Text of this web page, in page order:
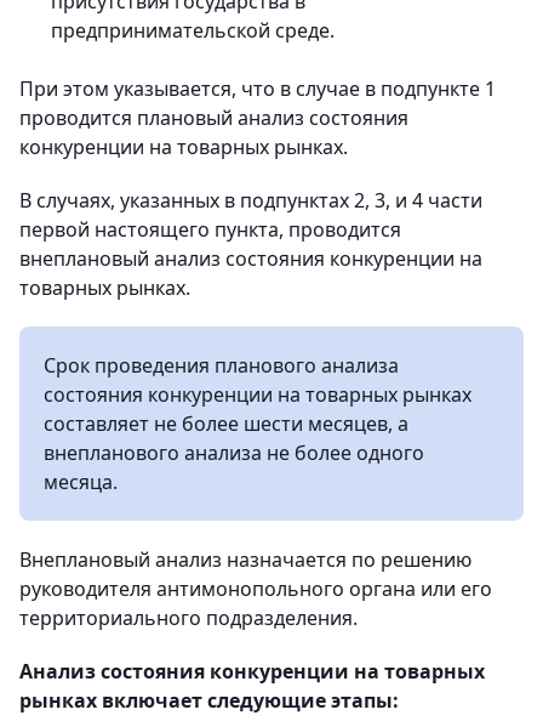
предпринимательской среде.
При этом указывается, что в случае в подпункте 1
проводится плановый анализ состояния
конкуренции на товарных рынках.
В случаях, указанных в подпунктах 2, 3, и 4 части
первой настоящего пункта, проводится
внеплановый анализ состояния конкуренции на
товарных рынках.
Срок проведения планового анализа
состояния конкуренции на товарных рынках
составляет не более шести месяцев, а
внепланового анализа не более одного
месяца.
Внеплановый анализ назначается по решению
руководителя антимонопольного органа или его
территориального подразделения.
Анализ состояния конкуренции на товарных
рынках включает следующие этапы: